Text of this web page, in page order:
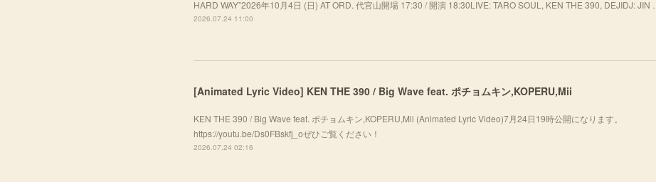
HARD WAY”2026年10月4日 (日) AT ORD. 代官山開場 17:30 / 開演 18:30LIVE: TARO SOUL, KEN THE 390, DEJIDJ: JIN …
2026.07.24 11:00
[Animated Lyric Video] KEN THE 390 / Big Wave feat. ポチョムキン,KOPERU,Mii
KEN THE 390 / Big Wave feat. ポチョムキン,KOPERU,Mii (Animated Lyric Video)7月24日19時公開になります。
https://youtu.be/Ds0FBskfj_oぜひご覧ください！
2026.07.24 02:16